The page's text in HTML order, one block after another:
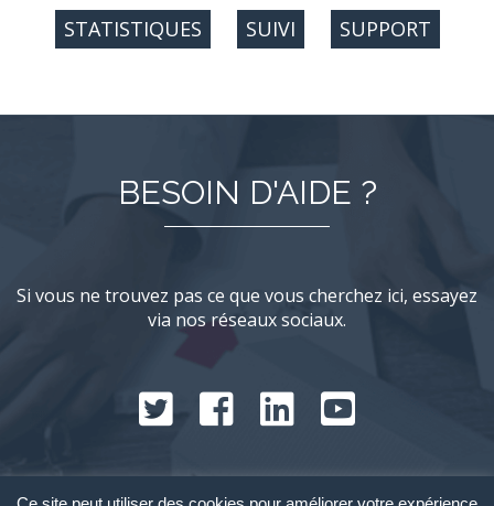
STATISTIQUES SUIVI SUPPORT
BESOIN D'AIDE ?
Si vous ne trouvez pas ce que vous cherchez ici, essayez
via nos réseaux sociaux.